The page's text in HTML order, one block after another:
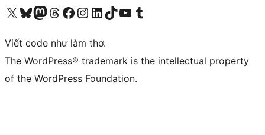
Truy cập tài khoản X (trước đây là Twitter) của chúng tôiVisit our Bluesky account
Visit our Mastodon account
Visit our Threads account
Xem trang Facebook của chúng tôiTruy cập tài khoản Instagram của chúng tôiTruy cập tài khoản LinkedIn của chúng tôiVisit our TikTok account
Truy cập kênh YouTube của chúng tôi Visit our Tumblr account
Viết code như làm thơ.
The WordPress® trademark is the intellectual property
of the WordPress Foundation.